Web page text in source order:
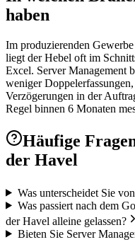
haben
Im produzierenden
liegt der Hebel oft im
Excel. Server Management
weniger
Verzögerungen in der
Regel binnen 6 Monaten
Häufige
der Havel
Was unterscheidet Sie
Was passiert nach dem
der Havel alleine gelassen?
Bieten Sie Server